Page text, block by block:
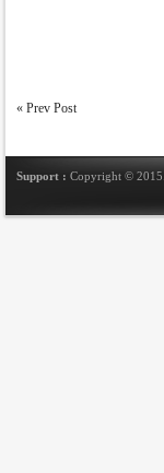
« Prev Post
Support : Copyright © 2015.